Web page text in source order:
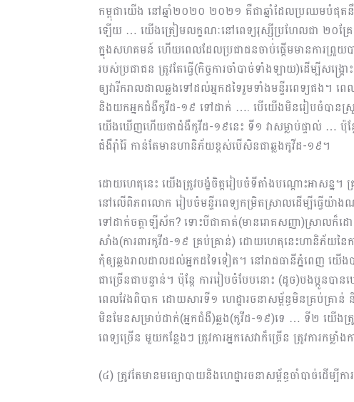
កម្ពុជាយើង នៅឆ្នាំ២០២០ ​២០២១ គឺជាឆ្នាំដែលប្រឈមបំផុ
ឡើយ … យើងត្រៀមលក្ខណៈនៅពេទ្យរុស្ស៊ីប្រហែលជា ២០គ្រែ
ក្នុងសហគមន៍ ហើយពេលដែលប្រជាជនចាប់ផ្ដើមមានការព្រួយបា
របស់ប្រជាជន ត្រូវតែធ្វើ(កិច្ចការចាំបាច់ទាំងឡាយ)ដើម្បីស
ឲ្យវារីករាលដាលឆ្លងទៅដល់អ្នកដទៃរួមទាំងមន្ទីរពេទ្យផង។
និងយកអ្នកជំងឺកូវីដ-១៩ ទៅដាក់ …. បើយើងមិនរៀបចំបានស្រួល
យើងឃើញហើយថាជំងឺកូវីដ-១៩នេះ ទី១ វាសម្លាប់ផ្ទាល់ … ប៉ុន្
ជំងឺរ៉ាំរ៉ៃ កាន់តែមានហានិភ័យខ្ពស់បើសិនជាឆ្លងកូវីដ-១៩។
ដោយហេតុនេះ យើងត្រូវបង្ខំចិត្តរៀបចំទីតាំងបណ្ដោះអាសន្ន។
នៅលើពិភពលោក រៀបចំមន្ទីរពេទ្យកម្រិតស្រាលដើម្បីធ្វើ
ទៅដាក់ចត្តាឡីស័ក? ទោះបីជាគាត់(មានរោគសញ្ញា)ស្រាលក៏
សាំង(ការពារកូវីដ-១៩ គ្រប់គ្រាន់) ដោយហេតុនេះហានិភ័យនៃកា
កុំឲ្យឆ្លងរាលដាលដល់អ្នកដទៃទៀត។ នៅរាជធានីភ្នំពេញ យើង
ជាច្រើនជាបន្ទាន់។ ប៉ុន្តែ ការរៀបចំបែបនោះ (ដូច)បងប្អូន
ពេលវែងពិបាក ដោយសារទី១ ហេដ្ឋារចនាសម្ព័ន្ធមិនគ្រប់គ្រ
មិនមែនសម្រាប់ដាក់(អ្នកជំងឺ)ឆ្លង(កូវីដ-១៩)ទេ … ទី២ យើងត្រូ
ពេទ្យច្រើន មួយកន្លែងៗ ត្រូវការអ្នកសេវាក៏ច្រើន ត្រូវការកម្លាំង
(៤) ត្រូវតែមានមធ្យោបាយនិងហេដ្ឋារចនាសម្ព័ន្ធចាំបាច់ដើម្បីកា